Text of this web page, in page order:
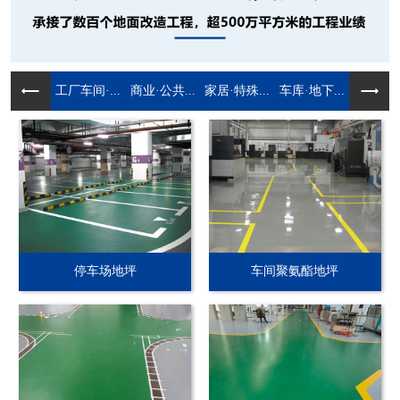
工厂车间·... 商业·公共... 家居·特殊... 车库·地下...
停车场地坪 车间聚氨酯地坪